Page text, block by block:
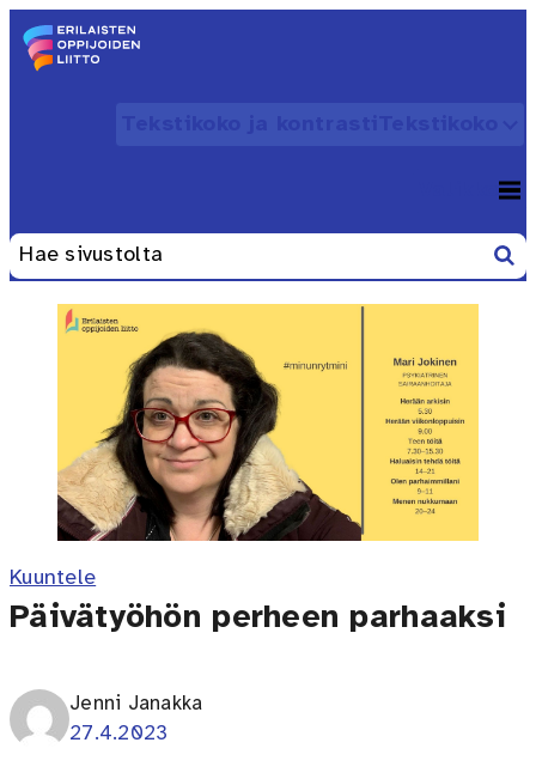
Siirry sisältöön
Haku: Etsi
Kuuntele
Päivätyöhön perheen parhaaksi
Jenni Janakka
27.4.2023